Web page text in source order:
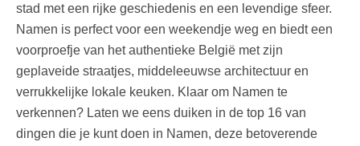
stad met een rijke geschiedenis en een levendige sfeer.
Namen is perfect voor een weekendje weg en biedt een
voorproefje van het authentieke België met zijn
geplaveide straatjes, middeleeuwse architectuur en
verrukkelijke lokale keuken. Klaar om Namen te
verkennen? Laten we eens duiken in de top 16 van
dingen die je kunt doen in Namen, deze betoverende